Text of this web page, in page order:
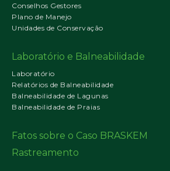
Conselhos Gestores
Plano de Manejo
Unidades de Conservação
Laboratório e Balneabilidade
Laboratório
Relatórios de Balneabilidade
Balneabilidade de Lagunas
Balneabilidade de Praias
Fatos sobre o Caso BRASKEM
Rastreamento